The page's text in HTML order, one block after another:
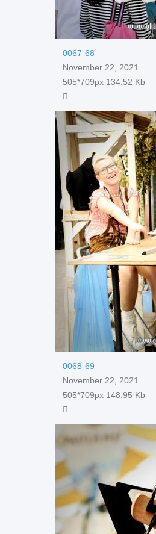
0067-68
November 22, 2021
505*709px 134.52 Kb
0068-69
November 22, 2021
505*709px 148.95 Kb